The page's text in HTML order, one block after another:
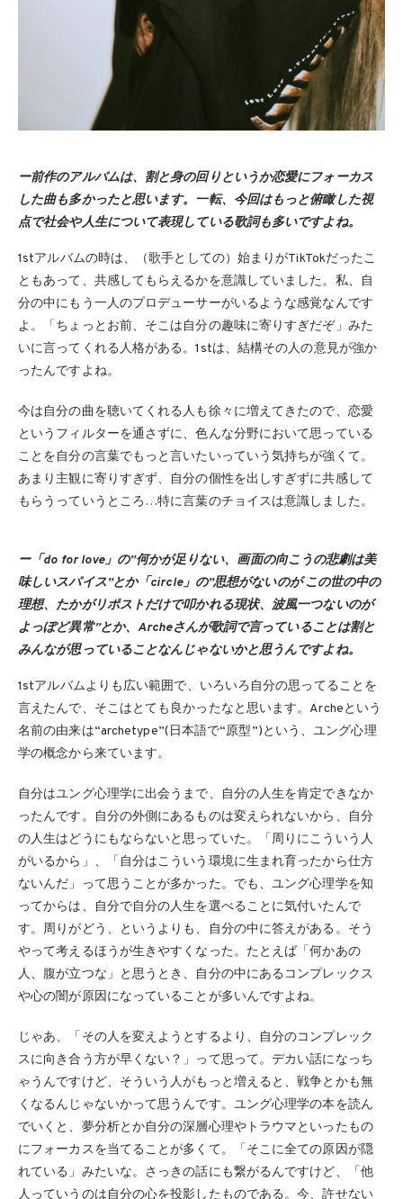
ー前作のアルバムは、割と身の回りというか恋愛にフォーカス
した曲も多かったと思います。一転、今回はもっと俯瞰した視
点で社会や人生について表現している歌詞も多いですよね。
1stアルバムの時は、（歌手としての）始まりがTikTokだったこ
ともあって、共感してもらえるかを意識していました。私、自
分の中にもう一人のプロデューサーがいるような感覚なんです
よ。「ちょっとお前、そこは自分の趣味に寄りすぎだぞ」みた
いに言ってくれる人格がある。1stは、結構その人の意見が強か
ったんですよね。
今は自分の曲を聴いてくれる人も徐々に増えてきたので、恋愛
というフィルターを通さずに、色んな分野において思っている
ことを自分の言葉でもっと言いたいっていう気持ちが強くて。
あまり主観に寄りすぎず、自分の個性を出しすぎずに共感して
もらうっていうところ…特に言葉のチョイスは意識しました。
ー「do for love」の”何かが足りない、画面の向こうの悲劇は美
味しいスパイス”とか「circle」の”思想がないのが この世の中の
理想、たかがリポストだけで叩かれる現状、波風一つないのが
よっぽど異常”とか、Archeさんが歌詞で言っていることは割と
みんなが思っていることなんじゃないかと思うんですよね。
1stアルバムよりも広い範囲で、いろいろ自分の思ってることを
言えたんで、そこはとても良かったなと思います。Archeという
名前の由来は“archetype”(日本語で“原型”)という、ユング心理
学の概念から来ています。
自分はユング心理学に出会うまで、自分の人生を肯定できなか
ったんです。自分の外側にあるものは変えられないから、自分
の人生はどうにもならないと思っていた。「周りにこういう人
がいるから」、「自分はこういう環境に生まれ育ったから仕方
ないんだ」って思うことが多かった。でも、ユング心理学を知
ってからは、自分で自分の人生を選べることに気付いたんで
す。周りがどう、というよりも、自分の中に答えがある。そう
やって考えるほうが生きやすくなった。たとえば「何かあの
人、腹が立つな」と思うとき、自分の中にあるコンプレックス
や心の闇が原因になっていることが多いんですよね。
じゃあ、「その人を変えようとするより、自分のコンプレック
スに向き合う方が早くない？」って思って。デカい話になっち
ゃうんですけど、そういう人がもっと増えると、戦争とかも無
くなるんじゃないかって思うんです。ユング心理学の本を読ん
でいくと、夢分析とか自分の深層心理やトラウマといったもの
にフォーカスを当てることが多くて。「そこに全ての原因が隠
れている」みたいな。さっきの話にも繋がるんですけど、「他
人っていうのは自分の心を投影したものである。今、許せない